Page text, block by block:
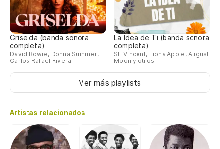
Griselda (banda sonora
completa)
David Bowie, Donna Summer,
Carlos Rafael Rivera…
La Idea de Ti (banda sonora
completa)
St. Vincent, Fiona Apple, August
Moon y otros
Ver más playlists
Artistas relacionados